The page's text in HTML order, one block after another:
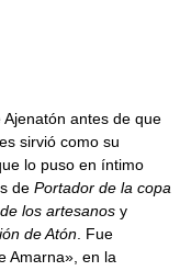
antes de que
sirvió como su
lo puso en íntimo
de Portador de la copa
los artesanos y
de Atón . Fue
Amarna», en la